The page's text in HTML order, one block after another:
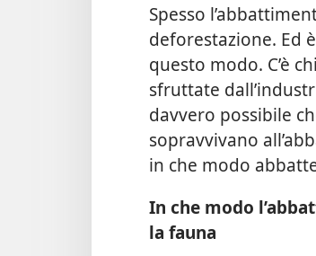
Spesso
deforestazione. Ed
questo modo. C’è
sfruttate
davvero possibile
sopravvivano
in che modo
In che modo
la fauna